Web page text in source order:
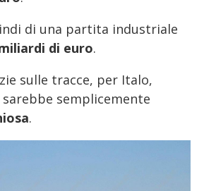
di una partita industriale
di euro.
sulle tracce, per Italo,
sarebbe semplicemente
.